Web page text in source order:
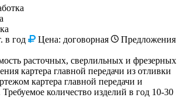
в год Цена: договорная
Предложения
расточных, сверлильных и фрезерных
картера главной передачи из отливки
картера главной передачи и
количество изделий в год 10-30